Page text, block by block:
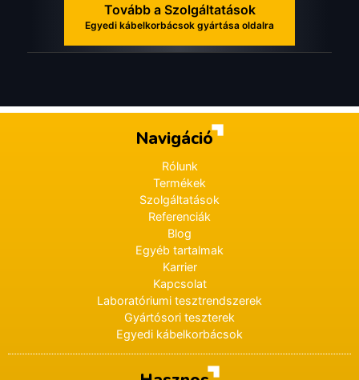
Tovább a Szolgáltatások
Egyedi kábelkorbácsok gyártása oldalra
Navigáció
Rólunk
Termékek
Szolgáltatások
Referenciák
Blog
Egyéb tartalmak
Karrier
Kapcsolat
Laboratóriumi tesztrendszerek
Gyártósori teszterek
Egyedi kábelkorbácsok